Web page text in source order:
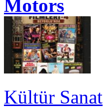
Motors
Kültür Sanat